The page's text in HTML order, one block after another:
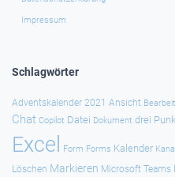
Impressum
Schlagwörter
Adventskalender 2021 Ansicht
Chat Copilot Datei Dokument drei
Excel Form Forms Kalender Kanal
Löschen Markieren Microsoft Teams